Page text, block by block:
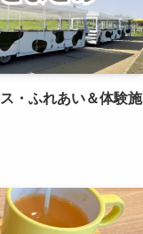
・ふれあい＆体験施